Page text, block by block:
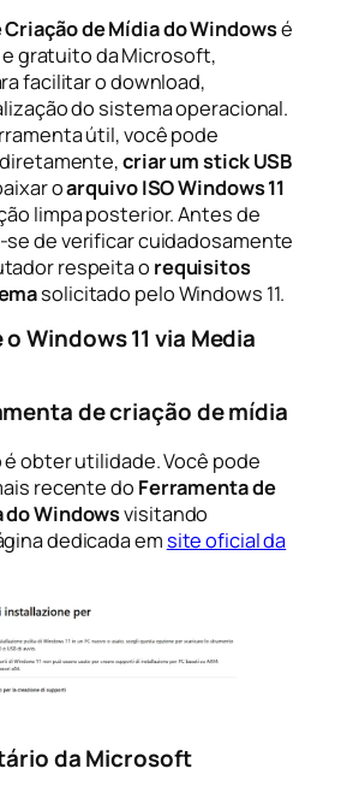
de Mídia do Windowsé
gratuito da Microsoft,
facilitar o download,
do sistema operacional.
útil, você pode
criar um stick USB
oarquivo ISO Windows 11
limpa posterior. Antes de
se de verificar cuidadosamente
respeita o requisitos
solicitado pelo Windows 11.
Windows 11 via Media
de criação de mídia
obter utilidade. Você pode
recente do Ferramenta de
do Windowsvisitando
dedicada emsite oficial da
da Microsoft